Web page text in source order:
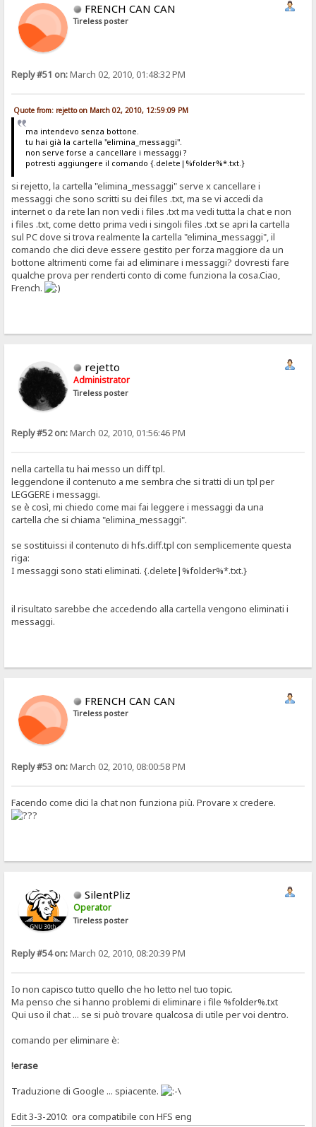
FRENCH CAN CAN
Tireless poster
Reply #51 on:March 02, 2010, 01:48:32 PM
Quote from: rejetto on March 02, 2010, 12:59:09 PM
ma intendevo senza bottone.
tu hai già la cartella "elimina_messaggi".
non serve forse a cancellare i messaggi ?
potresti aggiungere il comando {.delete|%folder%*.txt.}
si rejetto, la cartella "elimina_messaggi" serve x cancellare i
messaggi che sono scritti su dei files .txt, ma se vi accedi da
internet o da rete lan non vedi i files .txt ma vedi tutta la chat e non
i files .txt, come detto prima vedi i singoli files .txt se apri la cartella
sul PC dove si trova realmente la cartella "elimina_messaggi", il
comando che dici deve essere gestito per forza maggiore da un
bottone altrimenti come fai ad eliminare i messaggi? dovresti fare
qualche prova per renderti conto di come funziona la cosa.Ciao,
French.
rejetto
Administrator
Tireless poster
Reply #52 on:March 02, 2010, 01:56:46 PM
nella cartella tu hai messo un diff tpl.
leggendone il contenuto a me sembra che si tratti di un tpl per
LEGGERE i messaggi.
se è così, mi chiedo come mai fai leggere i messaggi da una
cartella che si chiama "elimina_messaggi".
se sostituissi il contenuto di hfs.diff.tpl con semplicemente questa
riga:
I messaggi sono stati eliminati. {.delete|%folder%*.txt.}
il risultato sarebbe che accedendo alla cartella vengono eliminati i
messaggi.
FRENCH CAN CAN
Tireless poster
Reply #53 on:March 02, 2010, 08:00:58 PM
Facendo come dici la chat non funziona più. Provare x credere.
SilentPliz
Operator
Tireless poster
Reply #54 on:March 02, 2010, 08:20:39 PM
Io non capisco tutto quello che ho letto nel tuo topic.
Ma penso che si hanno problemi di eliminare i file %folder%.txt
Qui uso il chat ... se si può trovare qualcosa di utile per voi dentro.
comando per eliminare è:
!erase
Traduzione di Google ... spiacente.
Edit 3-3-2010: ora compatibile con HFS eng